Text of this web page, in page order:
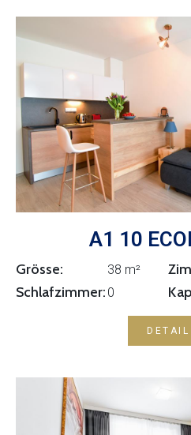
A1 10
Grösse: 38 m²
Schlafzimmer: 0
DETAIL